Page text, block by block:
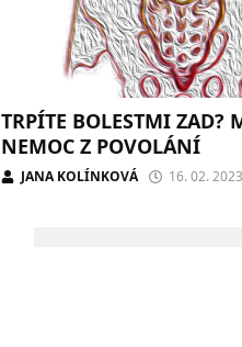
TRPÍTE BOLESTMI ZAD?
NEMOC Z POVOLÁNÍ
JANA KOLÍNKOVÁ 16. 02. 2023